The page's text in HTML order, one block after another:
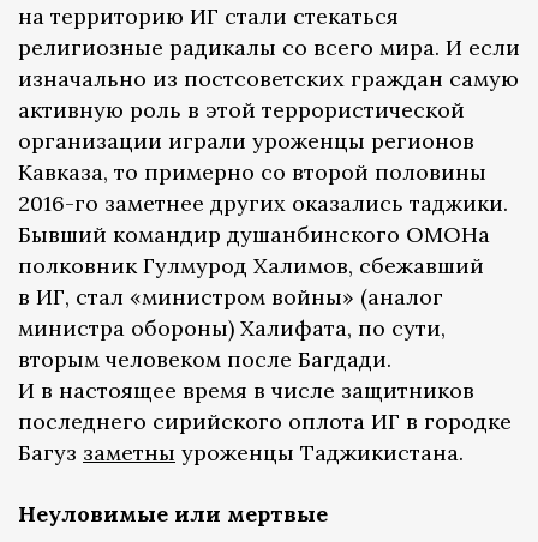
на территорию ИГ стали стекаться
религиозные радикалы со всего мира. И если
изначально из постсоветских граждан самую
активную роль в этой террористической
организации играли уроженцы регионов
Кавказа, то примерно со второй половины
2016-го заметнее других оказались таджики.
Бывший командир душанбинского ОМОНа
полковник Гулмурод Халимов, сбежавший
в ИГ, стал «министром войны» (аналог
министра обороны) Халифата, по сути,
вторым человеком после Багдади.
И в настоящее время в числе защитников
последнего сирийского оплота ИГ в городке
Багуз заметны уроженцы Таджикистана.
Неуловимые или мертвые